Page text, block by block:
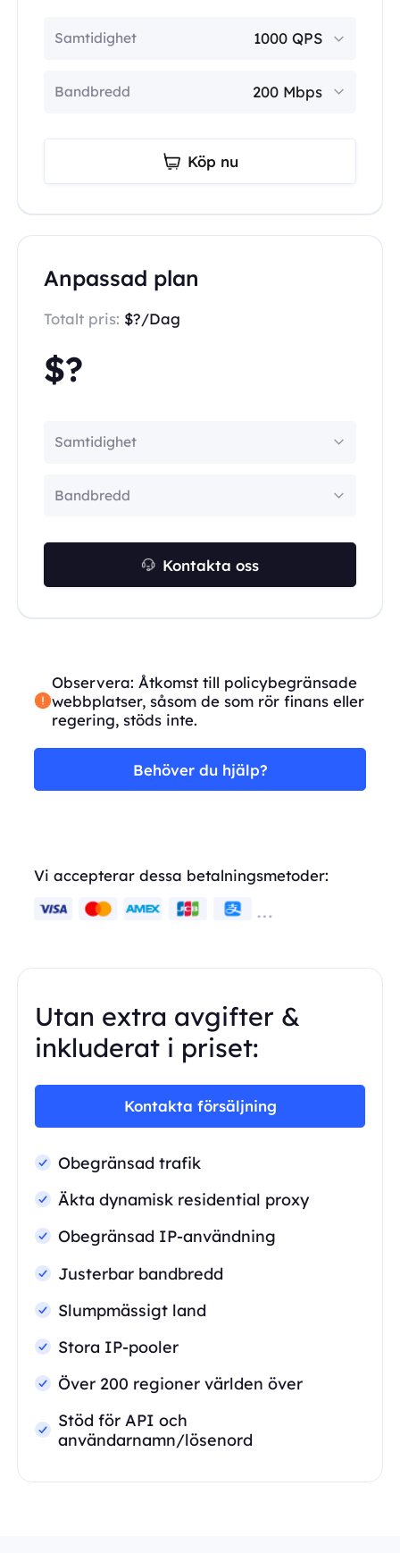
Samtidighet
Bandbredd
Köp nu
Anpassad plan
Totalt pris: $?/Dag
$?
Samtidighet
Bandbredd
Kontakta oss
Observera: Åtkomst till policybegränsade
webbplatser, såsom de som rör finans eller
regering, stöds inte.
Behöver du hjälp?
Vi accepterar dessa betalningsmetoder:
Utan extra avgifter &
inkluderat i priset:
Kontakta försäljning
Obegränsad trafik
Äkta dynamisk residential proxy
Obegränsad IP-användning
Justerbar bandbredd
Slumpmässigt land
Stora IP-pooler
Över 200 regioner världen över
Stöd för API och
användarnamn/lösenord